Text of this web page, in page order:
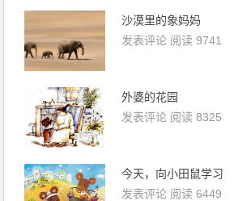
沙漠里的象妈妈
发表评论 阅读 9741
外婆的花园
发表评论 阅读 8325
今天，向小田鼠学习
发表评论 阅读 6449